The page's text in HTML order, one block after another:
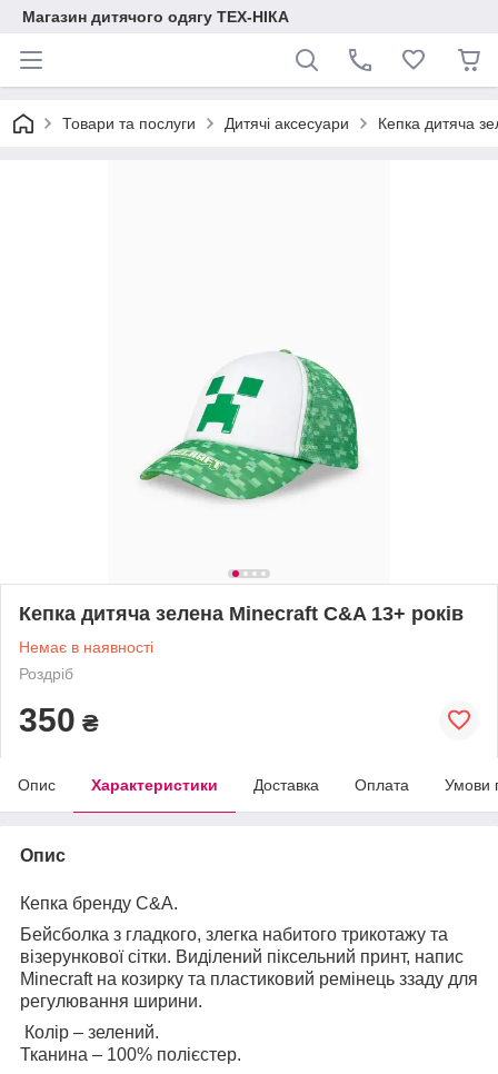
Магазин дитячого одягу ТЕХ-НІКА
Товари та послуги Дитячі аксесуари Кепка дитяча
Кепка дитяча зелена Minecraft C&A 13+ років
Немає в наявності
Роздріб
350 ₴
Опис Характеристики Доставка Оплата Умови
Опис
Кепка бренду C&A.
Бейсболка з гладкого, злегка набитого трикотажу та
візерункової сітки. Виділений піксельний принт, напис
Minecraft на козирку та пластиковий ремінець ззаду для
регулювання ширини.
Колір – зелений.
Тканина – 100% полієстер.